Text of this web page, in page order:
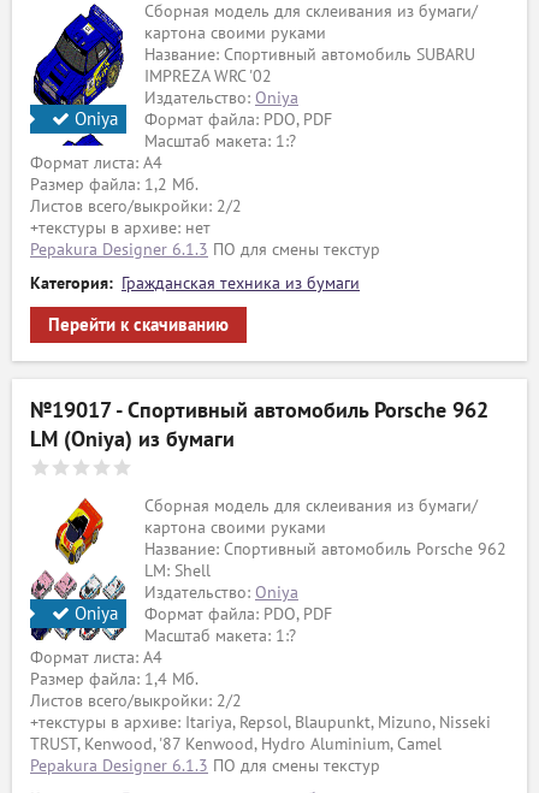
Oniya
Сборная модель для склеивания из бумаги/
картона своими руками
Название: Спортивный автомобиль SUBARU
IMPREZA WRC '02
Издательство: Oniya
Формат файла: PDO, PDF
Масштаб макета: 1:?
Формат листа: А4
Размер файла: 1,2 Мб.
Листов всего/выкройки: 2/2
+текстуры в архиве: нет
Pepakura Designer 6.1.3 ПО для смены текстур
Категория: Гражданская техника из бумаги
Перейти к скачиванию
№19017 - Спортивный автомобиль Porsche 962
LM (Oniya) из бумаги
Oniya
Сборная модель для склеивания из бумаги/
картона своими руками
Название: Спортивный автомобиль Porsche 962
LM: Shell
Издательство: Oniya
Формат файла: PDO, PDF
Масштаб макета: 1:?
Формат листа: А4
Размер файла: 1,4 Мб.
Листов всего/выкройки: 2/2
+текстуры в архиве: Itariya, Repsol, Blaupunkt, Mizuno, Nisseki
TRUST, Kenwood, '87 Kenwood, Hydro Aluminium, Camel
Pepakura Designer 6.1.3 ПО для смены текстур